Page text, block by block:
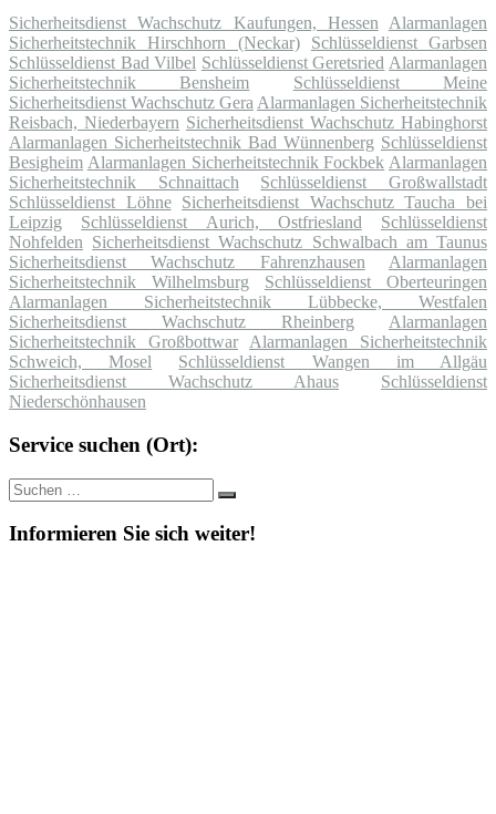
Sicherheitsdienst Wachschutz Kaufungen, Hessen
Alarmanlagen
Sicherheitstechnik Hirschhorn (Neckar)
Schlüsseldienst Garbsen
Schlüsseldienst Bad Vilbel Schlüsseldienst Geretsried Alarmanlagen
Sicherheitstechnik Bensheim
Schlüsseldienst Meine
Sicherheitsdienst Wachschutz Gera Alarmanlagen Sicherheitstechnik
Reisbach, Niederbayern Sicherheitsdienst Wachschutz Habinghorst
Alarmanlagen Sicherheitstechnik Bad Wünnenberg Schlüsseldienst
Besigheim Alarmanlagen Sicherheitstechnik Fockbek Alarmanlagen
Sicherheitstechnik Schnaittach
Schlüsseldienst Großwallstadt
Schlüsseldienst Löhne
Sicherheitsdienst Wachschutz Taucha bei
Leipzig
Schlüsseldienst Aurich, Ostfriesland
Schlüsseldienst
Nohfelden Sicherheitsdienst Wachschutz Schwalbach am Taunus
Sicherheitsdienst Wachschutz Fahrenzhausen
Alarmanlagen
Sicherheitstechnik Wilhelmsburg
Schlüsseldienst Oberteuringen
Alarmanlagen Sicherheitstechnik Lübbecke, Westfalen
Sicherheitsdienst Wachschutz Rheinberg
Alarmanlagen
Sicherheitstechnik Großbottwar
Alarmanlagen Sicherheitstechnik
Schweich, Mosel
Schlüsseldienst Wangen im Allgäu
Sicherheitsdienst Wachschutz Ahaus
Schlüsseldienst
Niederschönhausen
Service suchen (Ort):
Suche
nach:
Suchen
Informieren Sie sich weiter!